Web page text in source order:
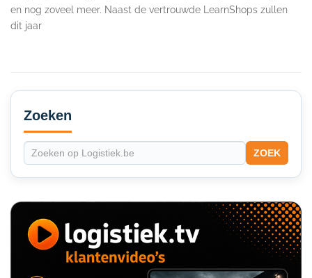
en nog zoveel meer. Naast de vertrouwde LearnShops zullen
dit jaar
Secondary
Sidebar
Zoeken
ZOEK